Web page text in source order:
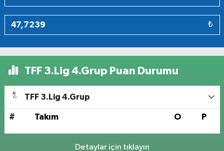
₺
TFF 3.Lig 4.Grup Puan Durumu
TFF 3.Lig 4.Grup
# Takım O P
Detaylar için tıklayın